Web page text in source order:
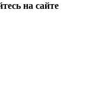
на сайте